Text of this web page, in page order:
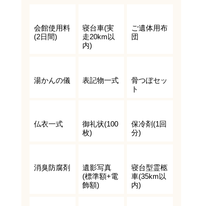
会館使用料
(2日間)
寝台車(実
走20km以
内)
ご遺体用布
団
湯かんの儀 表記物一式
骨つぼセッ
ト
仏衣一式
御礼状(100
枚)
保冷剤(1回
分)
消臭防腐剤
遺影写真
(標準額+電
飾額)
寝台型霊柩
車(35km以
内)